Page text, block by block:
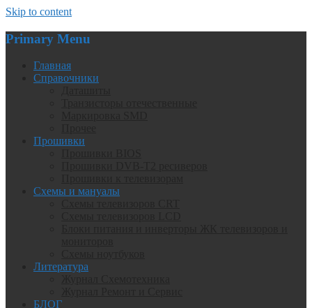
Skip to content
Primary Menu
Главная
Справочники
Прошивки
Схемы и мануалы
Литература
БЛОГ